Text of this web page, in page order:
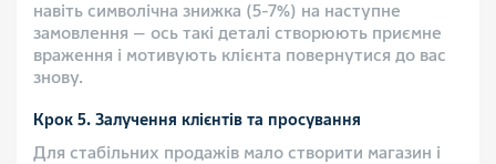
навіть символічна знижка (5-7%) на наступне
замовлення — ось такі деталі створюють приємне
враження і мотивують клієнта повернутися до вас
знову.
Крок 5. Залучення клієнтів та просування
Для стабільних продажів мало створити магазин і